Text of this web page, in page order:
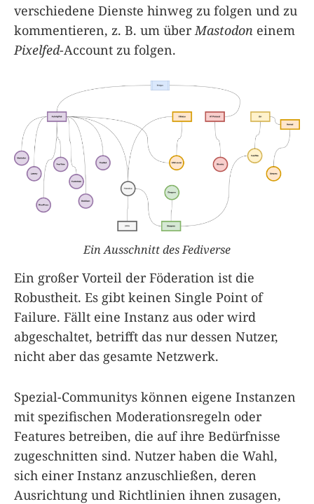
verschiedene Dienste hinweg zu folgen und zu
kommentieren, z. B. um über Mastodon einem
Pixelfed-Account zu folgen.
Ein Ausschnitt des Fediverse
Ein großer Vorteil der Föderation ist die
Robustheit. Es gibt keinen Single Point of
Failure. Fällt eine Instanz aus oder wird
abgeschaltet, betrifft das nur dessen Nutzer,
nicht aber das gesamte Netzwerk.
Spezial-Communitys können eigene Instanzen
mit spezifischen Moderationsregeln oder
Features betreiben, die auf ihre Bedürfnisse
zugeschnitten sind. Nutzer haben die Wahl,
sich einer Instanz anzuschließen, deren
Ausrichtung und Richtlinien ihnen zusagen,